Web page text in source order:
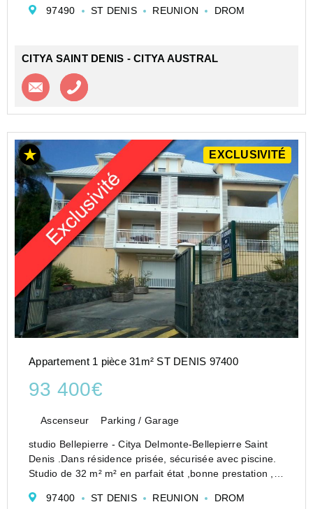
cet appartement T2 situé dans la dynamique ville de
97490 ST DENIS REUNION DROM
CITYA SAINT DENIS - CITYA AUSTRAL
Contacter l'agence
EXCLUSIVITÉ
Appartement 1 pièce 31m² ST DENIS 97400
93 400€
Ascenseur Parking / Garage
studio Bellepierre - Citya Delmonte-Bellepierre Saint
Denis .Dans résidence prisée, sécurisée avec piscine.
Studio de 32 m² m² en parfait état ,bonne prestation ,
Appartement calme ,idéalement placé da...
97400 ST DENIS REUNION DROM